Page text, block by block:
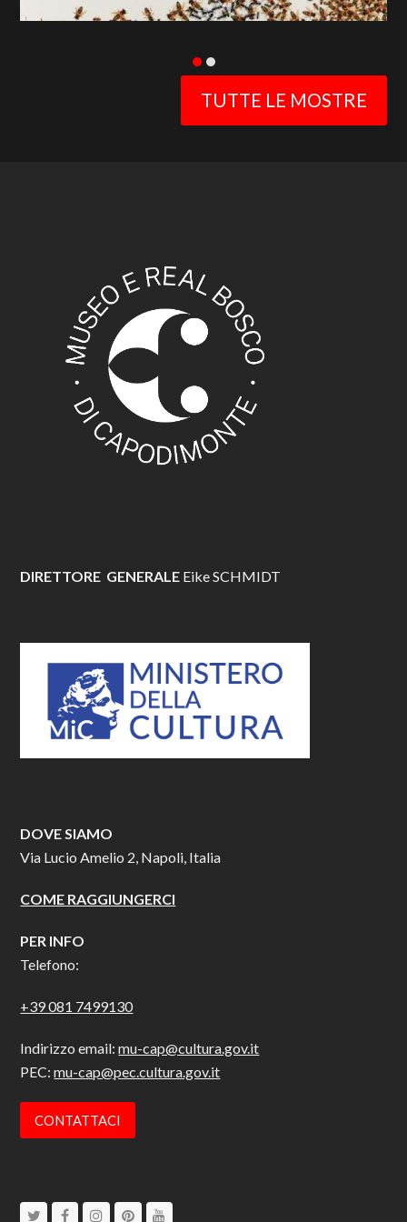
TUTTE LE MOSTRE
DIRETTORE GENERALE Eike SCHMIDT
DOVE SIAMO
Via Lucio Amelio 2, Napoli, Italia
COME RAGGIUNGERCI
PER INFO
Telefono:
+39 081 7499130
Indirizzo email:mu-cap@cultura.gov.it
PEC:mu-cap@pec.cultura.gov.it
CONTATTACI
TwitterFacebookInstagram
Pinterest